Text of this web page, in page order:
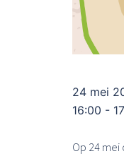
24 mei
16:00 -
Op 24